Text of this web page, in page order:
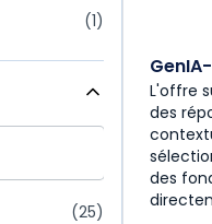
1
25
L'offre
des
des